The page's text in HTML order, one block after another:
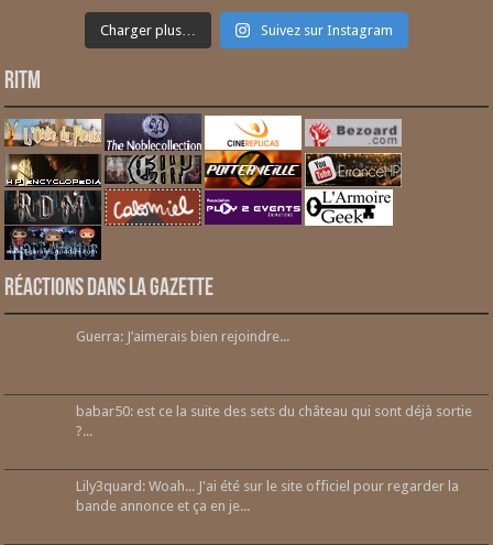
Charger plus… Suivez sur Instagram
RITM
Réactions dans la gazette
Guerra: J’aimerais bien rejoindre...
babar50: est ce la suite des sets du château qui sont déjà sortie
?...
Lily3quard: Woah... J'ai été sur le site officiel pour regarder la
bande annonce et ça en je...